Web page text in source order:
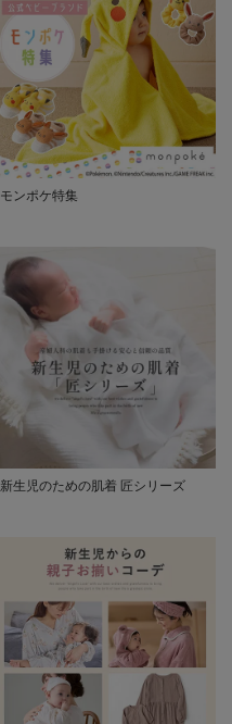
モンポケ特集
新生児のための肌着 匠シリーズ